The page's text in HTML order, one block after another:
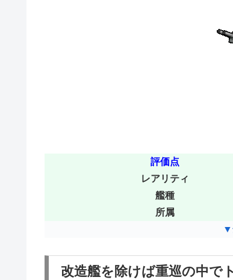
評価点
レアリティ
艦種
所属
▼
改造艦を除けば重巡の中で